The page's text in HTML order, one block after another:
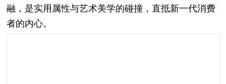
融，是实用属性与艺术美学的碰撞，直抵新一代消费
者的内心。